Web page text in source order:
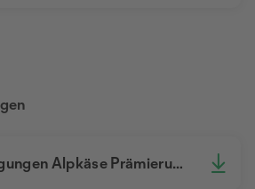
Teilnahmebedingungen Alpkäse Prämierung 2026.pdf